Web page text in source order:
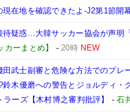
現在地を確認できたよ-J2第1節開
待疑惑…大韓サッカー協会が声明
ーまとめ】
-20時 NEW
田武士副審と危険な方法でのプレ
鈴木優磨への警告とジョルディ
ーズ【木村博之審判批評】
-石